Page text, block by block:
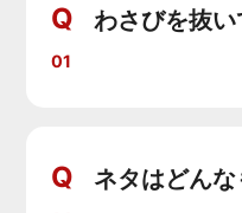
Q
01
わさびを抜い
Q ネタはどん